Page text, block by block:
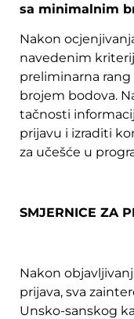
sa minimalnim
Nakon
navedenim
preliminarna
brojem bodova.
tačnosti
prijavu i izraditi
za učešće u
SMJERNICE ZA
Nakon
prijava, sva
Unsko-sanskog